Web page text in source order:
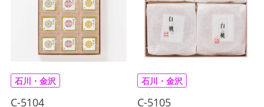
石川・金沢
C-5104
石川・金沢
C-5105